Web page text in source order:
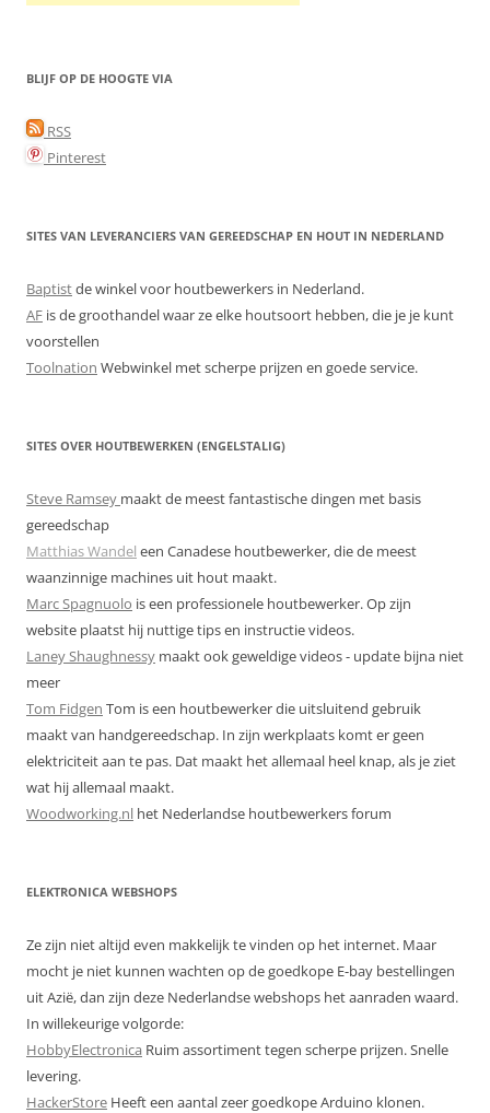
BLIJF OP DE HOOGTE VIA
RSS
Pinterest
SITES VAN LEVERANCIERS VAN GEREEDSCHAP EN HOUT IN NEDERLAND
Baptistde winkel voor houtbewerkers in Nederland.
AF is de groothandel waar ze elke houtsoort hebben, die je je kunt
voorstellen
Toolnation Webwinkel met scherpe prijzen en goede service.
SITES OVER HOUTBEWERKEN (ENGELSTALIG)
Steve Ramsey maakt de meest fantastische dingen met basis
gereedschap
Matthias Wandel een Canadese houtbewerker, die de meest
waanzinnige machines uit hout maakt.
Marc Spagnuolo is een professionele houtbewerker. Op zijn
website plaatst hij nuttige tips en instructie videos.
Laney Shaughnessy maakt ook geweldige videos - update bijna niet
meer
Tom Fidgen Tom is een houtbewerker die uitsluitend gebruik
maakt van handgereedschap. In zijn werkplaats komt er geen
elektriciteit aan te pas. Dat maakt het allemaal heel knap, als je ziet
wat hij allemaal maakt.
Woodworking.nl het Nederlandse houtbewerkers forum
ELEKTRONICA WEBSHOPS
Ze zijn niet altijd even makkelijk te vinden op het internet. Maar
mocht je niet kunnen wachten op de goedkope E-bay bestellingen
uit Azië, dan zijn deze Nederlandse webshops het aanraden waard.
In willekeurige volgorde:
HobbyElectronica Ruim assortiment tegen scherpe prijzen. Snelle
levering.
HackerStore Heeft een aantal zeer goedkope Arduino klonen.